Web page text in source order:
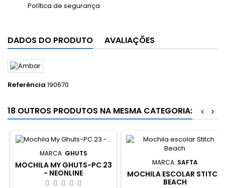
Política de segurança
DADOS DO PRODUTO AVALIAÇÕES
Referência 190670
18 OUTROS PRODUTOS NA MESMA CATEGORIA: >
<
MARCA: GHUTS
MOCHILA MY GHUTS-PC 23
- NEONLINE
MARCA: SAFTA
MOCHILA ESCOLAR STITCH
BEACH